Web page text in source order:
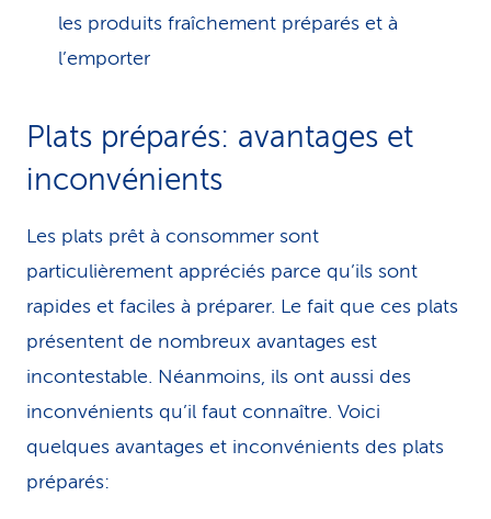
les produits fraîchement préparés et à
l’emporter
Plats préparés: avantages et
inconvénients
Les plats prêt à consommer sont
particulièrement appréciés parce qu’ils sont
rapides et faciles à préparer. Le fait que ces plats
présentent de nombreux avantages est
incontestable. Néanmoins, ils ont aussi des
inconvénients qu’il faut connaître. Voici
quelques avantages et inconvénients des plats
préparés: